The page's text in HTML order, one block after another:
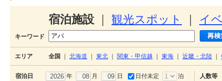
宿泊施設 観光スポット イ
キーワード
エリア 全国 北海道 東北 関東・甲信越 東海 近畿・北陸
宿泊日 年 月 日 日付未定 泊 人数等